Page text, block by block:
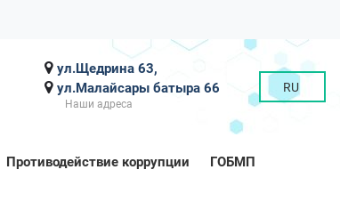
RU
ул.Щедрина 63,
ул.Малайсары батыра 66
Наши адреса
Противодействие коррупции ГОБМП